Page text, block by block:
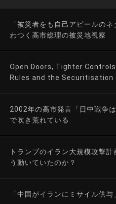
「被災者をも自己アピールの
わつく高市総理の被災地視察
Open Doors, Tighter
Rules and the
2002年の高市発言「日中戦争
で吹き荒れている
トランプのイラン大規模攻撃
う動いていたのか？
「中国がイランにミサイル供与